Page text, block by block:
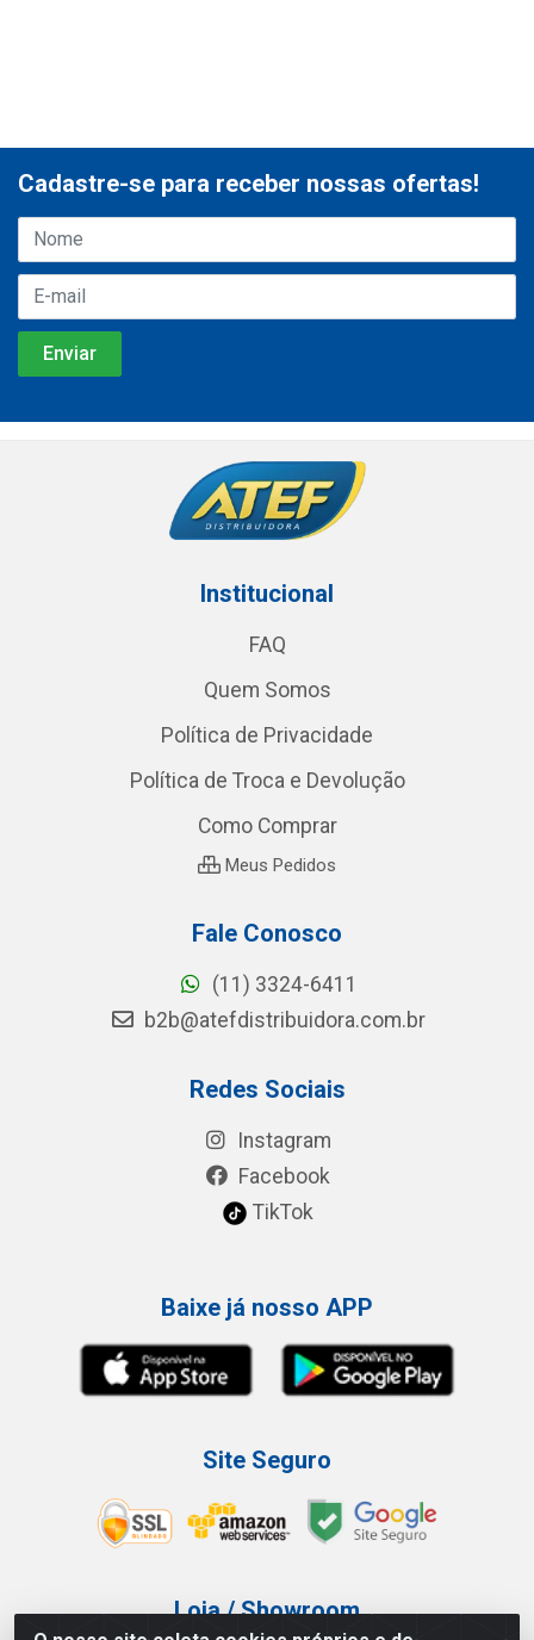
Cadastre-se para receber nossas ofertas!
Institucional
FAQ
Quem Somos
Política de Privacidade
Política de Troca e Devolução
Como Comprar
Meus Pedidos
Fale Conosco
(11) 3324-6411
b2b@atefdistribuidora.com.br
Redes Sociais
Instagram
Facebook
TikTok
Baixe já nosso APP
Site Seguro
Loja / Showroom